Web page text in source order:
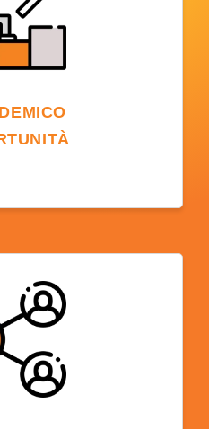
di passare a un
una delle oltre 600
negli Stati Uniti.